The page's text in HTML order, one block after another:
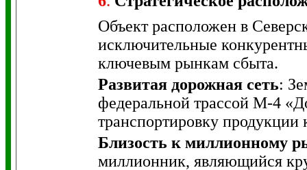
Объект расположен в
исключительные
ключевым рынкам сбыта.
Развитая дорожная сеть:
федеральной трассой М-4
транспортировку продукции
Близость к миллионному
миллионник, являющийся